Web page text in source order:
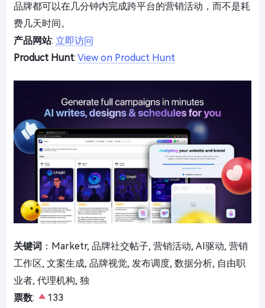
品牌都可以在几分钟内完成跨平台的营销活动，而不是耗
费几天时间。
产品网站: 立即访问
Product Hunt: View on Product Hunt
关键词 ：Marketr, 品牌社交帖子, 营销活动, AI驱动, 营销
工作区, 文案生成, 品牌视觉, 发布调度, 数据分析, 自由职
业者, 代理机构, 独
票数:
133